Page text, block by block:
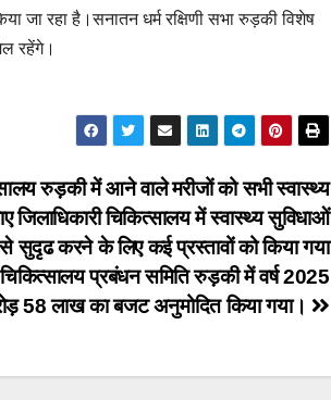
जा रहा है।सनातन धर्म रक्षिणी सभा रुड़की विशेष
रहेंगे।
रुड़की में आने वाले मरीजों को सभी स्वास्थ्य
जिलाधिकारी चिकित्सालय में स्वास्थ्य सुविधाओं
सुदृढ करने के लिए कई प्रस्तावों को किया गया
प्रबंधन समिति रुड़की में वर्ष 2025
58 लाख का बजट अनुमोदित किया गया।